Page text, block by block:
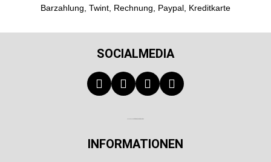
Barzahlung, Twint, Rechnung, Paypal, Kreditkarte
SOCIALMEDIA
INFORMATIONEN